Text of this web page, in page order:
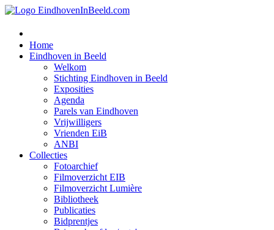
Home
Eindhoven in Beeld
Welkom
Stichting Eindhoven in Beeld
Exposities
Agenda
Parels van Eindhoven
Vrijwilligers
Vrienden EiB
ANBI
Collecties
Fotoarchief
Filmoverzicht EIB
Filmoverzicht Lumière
Bibliotheek
Publicaties
Bidprentjes